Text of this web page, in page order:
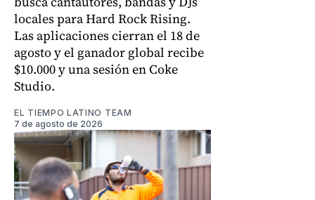
locales para Hard Rock Rising.
Las aplicaciones cierran el 18 de
agosto y el ganador global recibe
$10.000 y una sesión en Coke
Studio.
EL TIEMPO LATINO TEAM
7 de agosto de 2026